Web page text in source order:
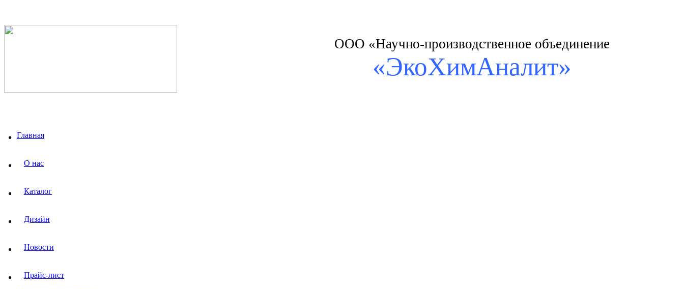
ООО «Научно-производственное объединение
«ЭкоХимАналит»
Главная
О нас
Каталог
Дизайн
Новости
Прайс-лист